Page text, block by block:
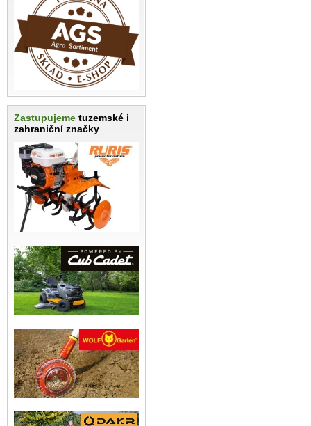
Zastupujeme tuzemské i
zahraniční značky